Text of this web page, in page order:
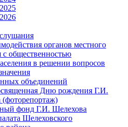
органов местного
с общественностью
в решении вопросов
объединений
Дню рождения Г.И.
фонд Г.И. Шелехова
Шелеховского